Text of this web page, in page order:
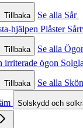
Tillbaka
Se alla Sår
hjälpen Plåster
Tillbaka
Se alla
irriterade ögon
Tillbaka
Se alla
Solskydd och